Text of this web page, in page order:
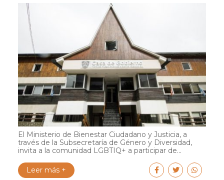
El Ministerio de Bienestar Ciudadano y Justicia, a
través de la Subsecretaría de Género y Diversidad,
invita a la comunidad LGBTIQ+ a participar de...
Leer más +